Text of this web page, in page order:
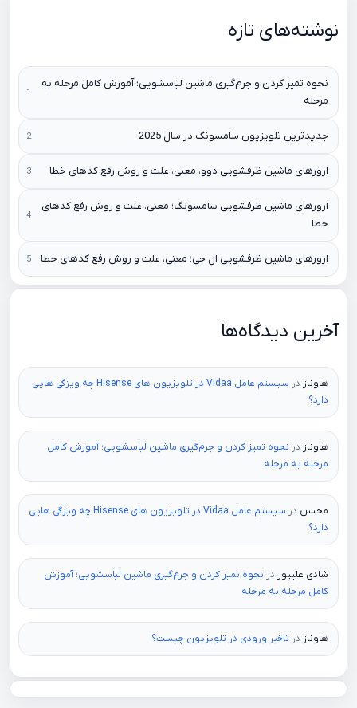
نوشته‌های تازه
نحوه تمیز کردن و جرم‌گیری ماشین لباسشویی؛ آموزش کامل مرحله به
مرحله
جدیدترین تلویزیون سامسونگ در سال 2025
ارورهای ماشین ظرفشویی دوو، معنی، علت و روش رفع کدهای خطا
ارورهای ماشین ظرفشویی سامسونگ؛ معنی، علت و روش رفع کدهای
خطا
ارورهای ماشین ظرفشویی ال جی؛ معنی، علت و روش رفع کدهای خطا
آخرین دیدگاه‌ها
هاوناز در
سیستم عامل Vidaa در تلویزیون های Hisense چه ویژگی هایی
دارد؟
هاوناز در نحوه تمیز کردن و جرم‌گیری ماشین لباسشویی؛ آموزش کامل
مرحله به مرحله
محسن در
سیستم عامل Vidaa در تلویزیون های Hisense چه ویژگی هایی
دارد؟
شادی علیپور در نحوه تمیز کردن و جرم‌گیری ماشین لباسشویی؛ آموزش
کامل مرحله به مرحله
هاوناز در تاخیر ورودی در تلویزیون چیست؟